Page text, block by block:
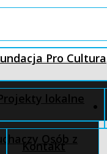
Pro Cultura
lokalne
Osób z
Kontakt